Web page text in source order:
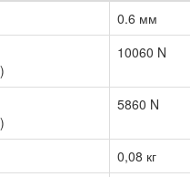
0.6 мм
10060 N
5860 N
0,08 кг